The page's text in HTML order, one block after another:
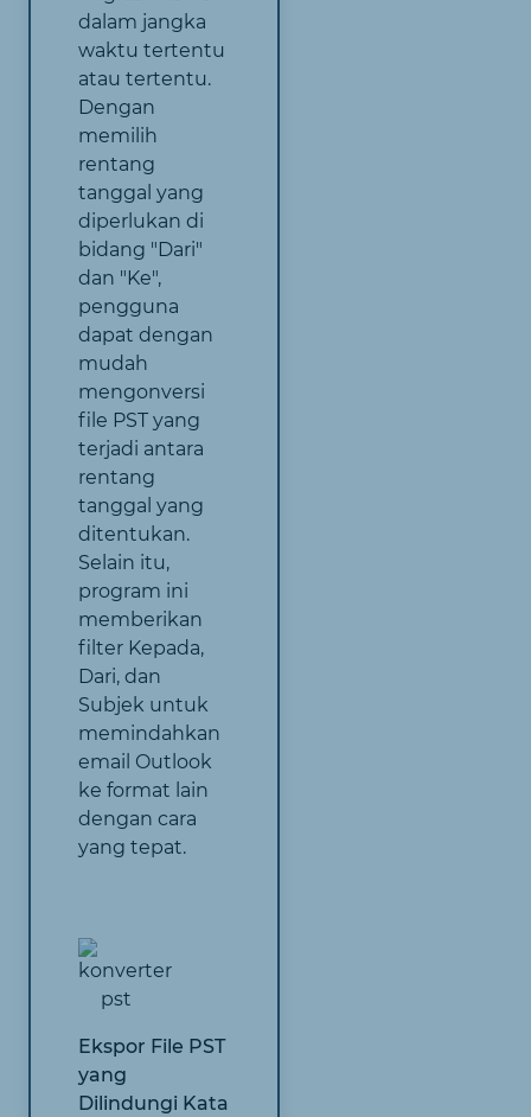
dalam jangka
waktu tertentu
atau tertentu.
Dengan
memilih
rentang
tanggal yang
diperlukan di
bidang "Dari"
dan "Ke",
pengguna
dapat dengan
mudah
mengonversi
file PST yang
terjadi antara
rentang
tanggal yang
ditentukan.
Selain itu,
program ini
memberikan
filter Kepada,
Dari, dan
Subjek untuk
memindahkan
email Outlook
ke format lain
dengan cara
yang tepat.
Ekspor File PST
yang
Dilindungi Kata